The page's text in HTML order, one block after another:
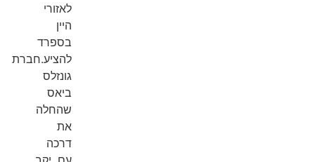
לאזורי
היין
בספרד
להציע.חברת
גונזלס
ביאס
שהחלה
את
דרכה